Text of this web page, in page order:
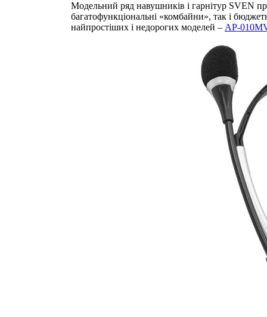
Модельний ряд навушників і гарнітур SVEN
багатофункціональні «комбайни», так і
найпростіших і недорогих моделей – AP-